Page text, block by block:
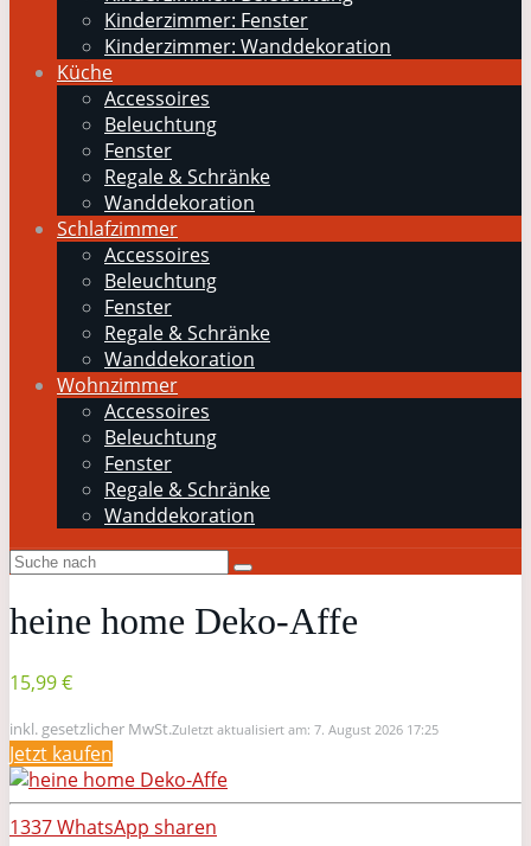
Kinderzimmer: Fenster
Kinderzimmer: Wanddekoration
Küche
Accessoires
Beleuchtung
Fenster
Regale & Schränke
Wanddekoration
Schlafzimmer
Accessoires
Beleuchtung
Fenster
Regale & Schränke
Wanddekoration
Wohnzimmer
Accessoires
Beleuchtung
Fenster
Regale & Schränke
Wanddekoration
heine home Deko-Affe
15,99 €
inkl. gesetzlicher MwSt.Zuletzt aktualisiert am: 7. August 2026 17:25
Jetzt kaufen
1337WhatsApp sharen